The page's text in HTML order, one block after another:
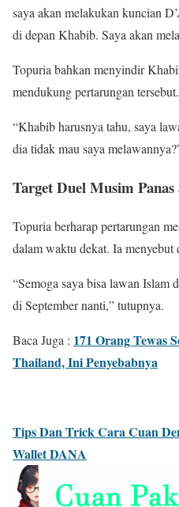
saya akan melakukan kuncian
di depan Khabib. Saya akan
Topuria bahkan menyindir
mendukung pertarungan tersebut.
“Khabib harusnya tahu, saya
dia tidak mau saya
Target Duel Musim Panas
Topuria berharap pertarungan
dalam waktu dekat. Ia menyebut
“Semoga saya bisa lawan Islam
di September nanti,” tutupnya.
Baca Juga : 171 Orang Tewas
Thailand, Ini Penyebabnya
Tips Dan Trick Cara Cuan
Wallet DANA